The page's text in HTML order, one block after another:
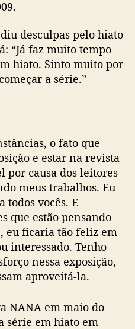
,
r
e
l
u
e
a
n
g
á
c
o
n
n
u
desculpas pelo hiato
“Já faz muito tempo
hiato. Sinto muito por
a série.”
o fato que
e estar na revista
por causa dos leitores
meus trabalhos. Eu
todos vocês. E
que estão pensando
eu ficaria tão feliz em
interessado. Tenho
nessa exposição,
aproveitá-la.
NANA em maio do
série em hiato em